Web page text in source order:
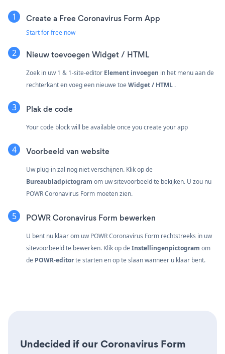
Create a Free Coronavirus Form App
Start for free now
Nieuw toevoegen Widget / HTML
Zoek in uw 1 & 1-site-editor Element invoegen in het menu aan de
rechterkant en voeg een nieuwe toeWidget / HTML .
Plak de code
Your code block will be available once you create your app
Voorbeeld van website
Uw plug-in zal nog niet verschijnen. Klik op de
Bureaubladpictogram om uw sitevoorbeeld te bekijken. U zou nu
POWR Coronavirus Form moeten zien.
POWR Coronavirus Form bewerken
U bent nu klaar om uw POWR Coronavirus Form rechtstreeks in uw
sitevoorbeeld te bewerken. Klik op deInstellingenpictogram om
de POWR-editorte starten en op te slaan wanneer u klaar bent.
Undecided if our Coronavirus Form